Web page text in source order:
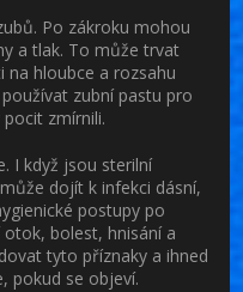
. Po zákroku mohou
a tlak. To může trvat
na hloubce a rozsahu
zubní pastu pro
zmírnili.
. I když jsou sterilní
dojít k infekci dásní,
postupy po
bolest, hnisání a
tyto příznaky a ihned
pokud se objeví.